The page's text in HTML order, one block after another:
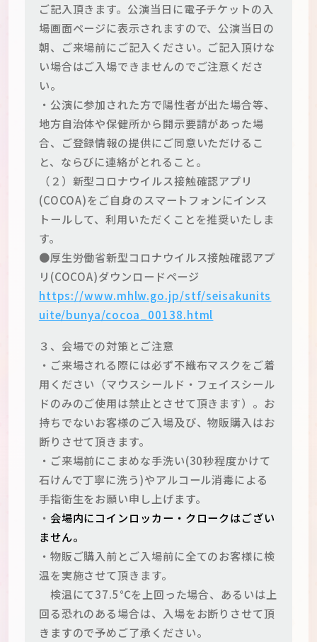
ご記入頂きます。公演当日に電子チケットの入
場画面ページに表示されますので、公演当日の
朝、ご来場前にご記入ください。ご記入頂けな
い場合はご入場できませんのでご注意くださ
い。
・公演に参加された方で陽性者が出た場合等、
地方自治体や保健所から開示要請があった場
合、ご登録情報の提供にご同意いただけるこ
と、ならびに連絡がとれること。
（２）新型コロナウイルス接触確認アプリ
(COCOA)をご自身のスマートフォンにインス
トールして、利用いただくことを推奨いたしま
す。
●厚生労働省新型コロナウイルス接触確認アプ
リ(COCOA)ダウンロードページ
https://www.mhlw.go.jp/stf/seisakunits
uite/bunya/cocoa_00138.html
３、会場での対策とご注意
・ご来場される際には必ず不織布マスクをご着
用ください（マウスシールド・フェイスシール
ドのみのご使用は禁止とさせて頂きます）。お
持ちでないお客様のご入場及び、物販購入はお
断りさせて頂きます。
・ご来場前にこまめな手洗い(30秒程度かけて
石けんで丁寧に洗う)やアルコール消毒による
手指衛生をお願い申し上げます。
・ 会場内にコインロッカー・クロークはござい
ません。
・物販ご購入前とご入場前に全てのお客様に検
温を実施させて頂きます。
検温にて37.5℃を上回った場合、あるいは上
回る恐れのある場合は、入場をお断りさせて頂
きますので予めご了承ください。